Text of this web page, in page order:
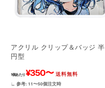
アクリル クリップ＆バッジ 半
円型
1個あたり ¥350〜 送料無料
∟ 参考: 11〜50個注文時